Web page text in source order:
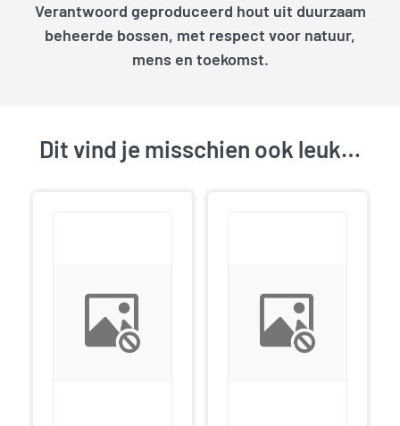
Verantwoord geproduceerd hout uit duurzaam
beheerde bossen, met respect voor natuur,
mens en toekomst.
Dit vind je misschien ook leuk…